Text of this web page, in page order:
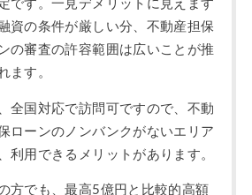
です。一見デメリットに見えます
資の条件が厳しい分、不動産担保
の審査の許容範囲は広いことが推
ます。
全国対応で訪問可ですので、不動
ローンのノンバンクがないエリア
利用できるメリットがあります。
方でも、最高5億円と比較的高額